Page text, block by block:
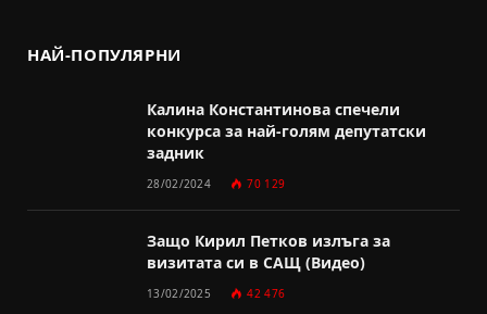
НАЙ-ПОПУЛЯРНИ
Калина Константинова спечели
конкурса за най-голям депутатски
задник
28/02/2024 70 129
Защо Кирил Петков излъга за
визитата си в САЩ (Видео)
13/02/2025 42 476